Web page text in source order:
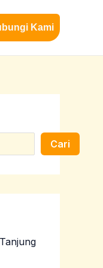
Kami
Cari